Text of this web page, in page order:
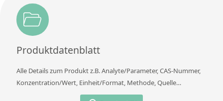
Produktdatenblatt
Alle Details zum Produkt z.B. Analyte/Parameter, CAS-Nummer,
Konzentration/Wert, Einheit/Format, Methode, Quelle…